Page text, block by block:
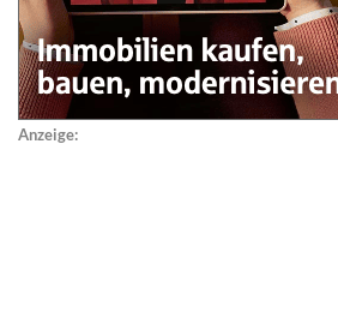
Anzeige: